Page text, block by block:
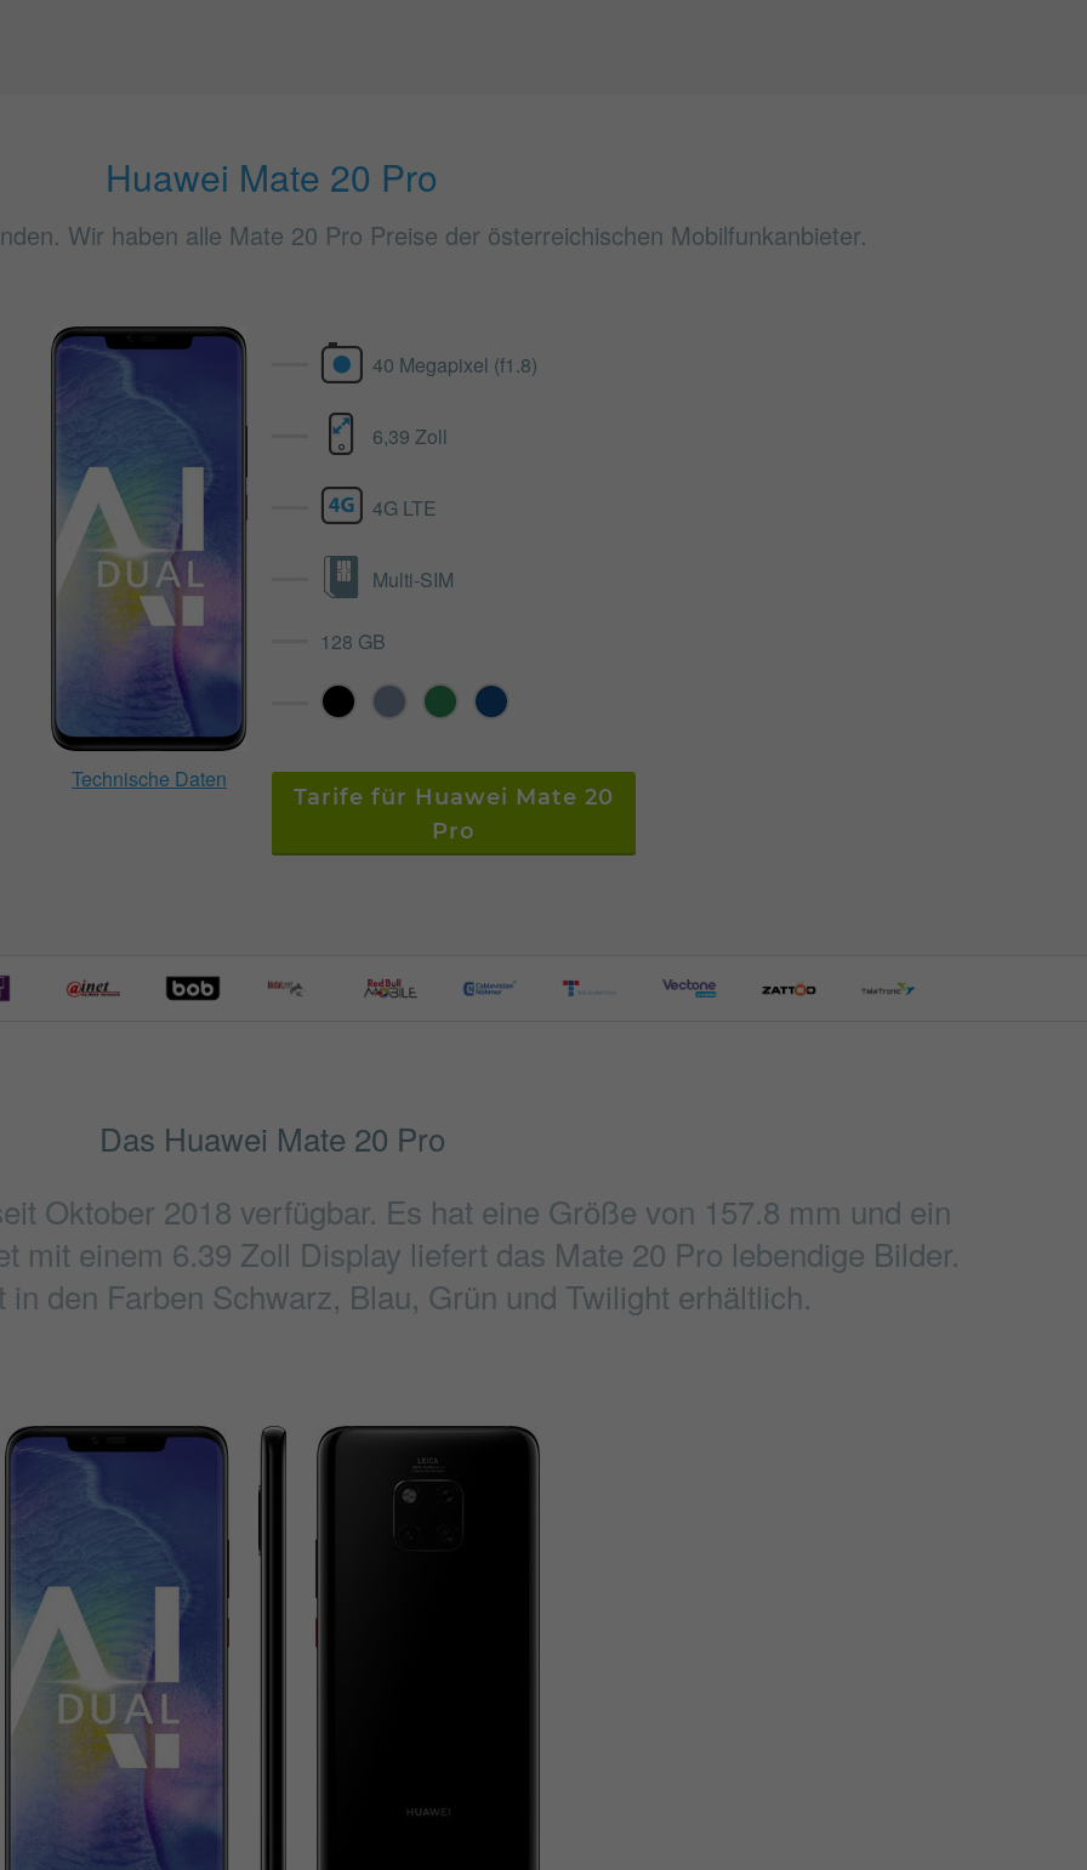
Huawei Mate 20 Pro
Wir haben alle Mate 20 Pro Preise der österreichischen Mobilfunkanbieter.
Technische Daten
40 Megapixel (f1.8)
6,39 Zoll
4G LTE
Multi-SIM
128 GB
Tarife für Huawei Mate 20
Pro
Das Huawei Mate 20 Pro
Oktober 2018 verfügbar. Es hat eine Größe von 157.8 mm und ein
mit einem 6.39 Zoll Display liefert das Mate 20 Pro lebendige Bilder.
den Farben Schwarz, Blau, Grün und Twilight erhältlich.